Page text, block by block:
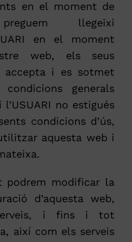
en el moment de
llegeixi
en el moment
web, els seus
accepta i es sotmet
generals
no estigués
condicions d’ús,
utilitzar aquesta web i
podrem modificar la
d’aquesta web,
i fins i tot
així com els serveis